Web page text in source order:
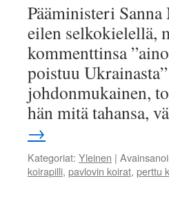
Pääministeri
eilen selkokielellä,
kommenttinsa
poistuu
johdonmukainen,
hän mitä tahansa,
→
Kategoriat: Yleinen |
koirapilli, pavlovin koirat, perttu